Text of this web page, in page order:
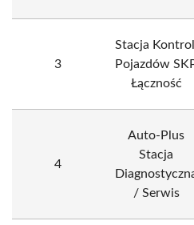
3
Stacja
Pojazdów
Łączność
4
Auto-Plus
Stacja
/ Serwis